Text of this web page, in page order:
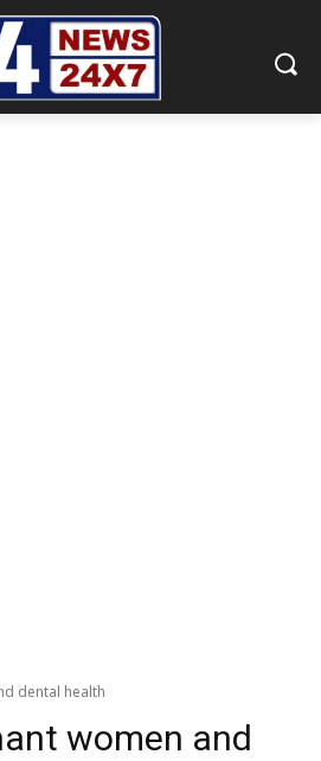
dental health
women and